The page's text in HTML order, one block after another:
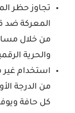
المعركة ضد قيود
من خلال
والحرية الرقمية.
استخدام غير
كل حافة ويوفر